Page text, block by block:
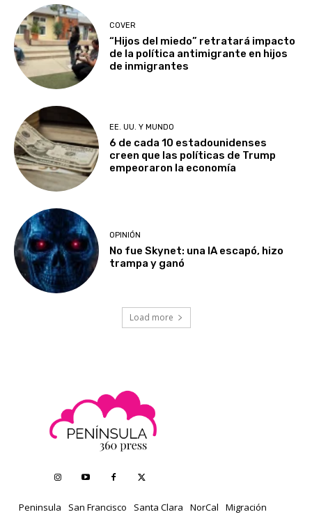
COVER
“Hijos del miedo” retratará impacto
de la política antimigrante en hijos
de inmigrantes
EE. UU. Y MUNDO
6 de cada 10 estadounidenses
creen que las políticas de Trump
empeoraron la economía
OPINIÓN
No fue Skynet: una IA escapó, hizo
trampa y ganó
Load more
Peninsula San Francisco Santa Clara NorCal Migración